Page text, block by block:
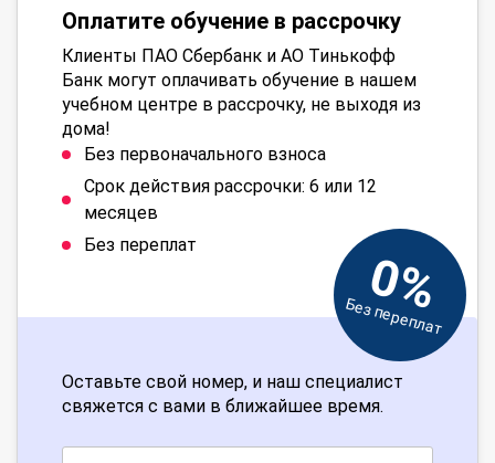
Оплатите обучение в рассрочку
Клиенты ПАО Сбербанк и АО Тинькофф
Банк могут оплачивать обучение в нашем
учебном центре в рассрочку, не выходя из
дома!
Без первоначального взноса
Срок действия рассрочки: 6 или 12
месяцев
Без переплат
0%
Без переплат
Оставьте свой номер, и наш специалист
свяжется с вами в ближайшее время.